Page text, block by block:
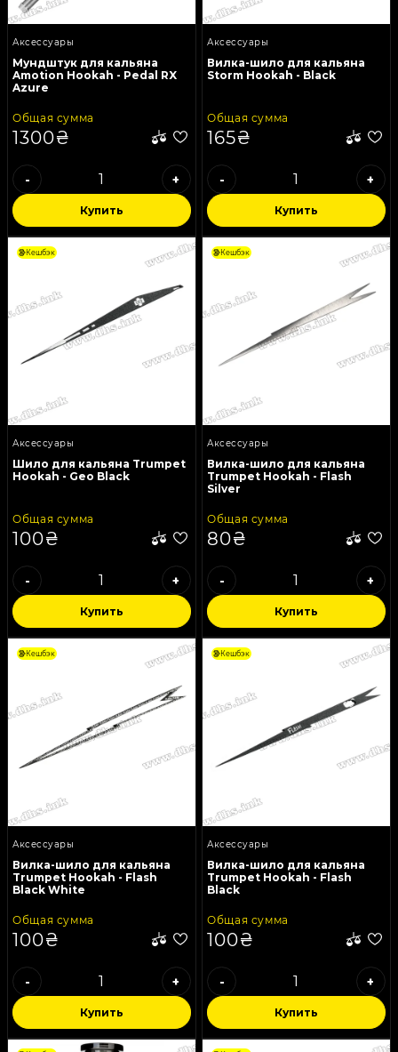
Аксессуары
Мундштук для кальяна
Amotion Hookah - Pedal RX
Azure
Общая сумма
1300₴
- +
Купить
Аксессуары
Вилка-шило для кальяна
Storm Hookah - Black
Общая сумма
165₴
- +
Купить
Кешбэк
Аксессуары
Шило для кальяна Trumpet
Hookah - Geo Black
Общая сумма
100₴
- +
Купить
Кешбэк
Аксессуары
Вилка-шило для кальяна
Trumpet Hookah - Flash
Silver
Общая сумма
80₴
- +
Купить
Кешбэк
Аксессуары
Вилка-шило для кальяна
Trumpet Hookah - Flash
Black White
Общая сумма
100₴
- +
Купить
Кешбэк
Аксессуары
Вилка-шило для кальяна
Trumpet Hookah - Flash
Black
Общая сумма
100₴
- +
Купить